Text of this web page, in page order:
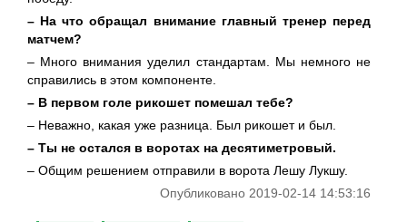
– На что обращал внимание главный тренер перед
матчем?
– Много внимания уделил стандартам. Мы немного не
справились в этом компоненте.
– В первом голе рикошет помешал тебе?
– Неважно, какая уже разница. Был рикошет и был.
– Ты не остался в воротах на десятиметровый.
– Общим решением отправили в ворота Лешу Лукшу.
Опубликовано 2019-02-14 14:53:16